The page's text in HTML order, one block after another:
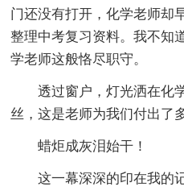
门还没有打开，化学老师却
整理中考复习资料。我不知
学老师这般恪尽职守。
透过窗户，灯光洒在化
丝，这是老师为我们付出了
蜡炬成灰泪始干！
这一幕深深的印在我